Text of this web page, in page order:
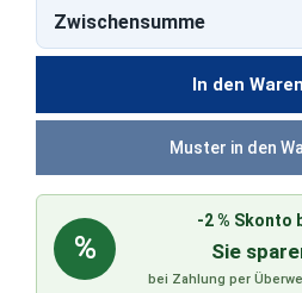
In den
Zwischensumme
%
-2 % Skonto
Sie
bei Zahlung per
Muster in den